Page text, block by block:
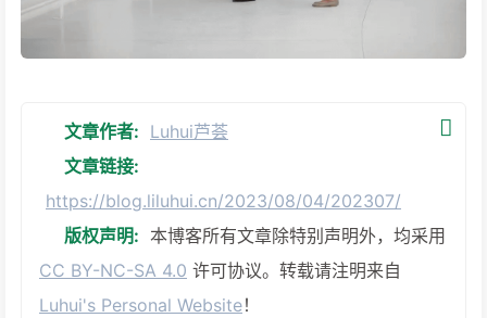
文章作者: Luhui芦荟
文章链接:
https://blog.liluhui.cn/2023/08/04/202307/
版权声明: 本博客所有文章除特别声明外，均采用
CC BY-NC-SA 4.0 许可协议。转载请注明来自
Luhui's Personal Website！